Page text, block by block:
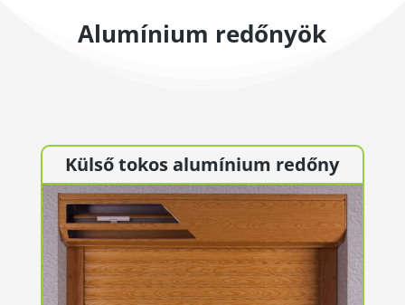
Alumínium redőnyök
Külső tokos alumínium redőny